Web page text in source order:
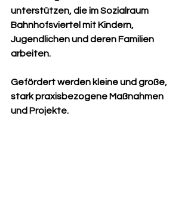
unterstützen, die im Sozialraum
Bahnhofsviertel mit Kindern,
Jugendlichen und deren Familien
arbeiten.
Gefördert werden kleine und große,
stark praxisbezogene Maßnahmen
und Projekte. ​